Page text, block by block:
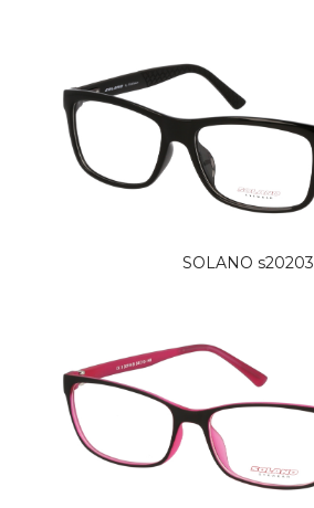
SOLANO s20203